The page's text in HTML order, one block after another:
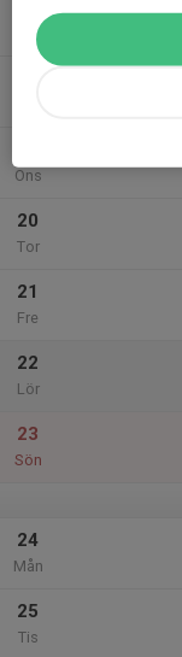
Mån
Ons
20
Tor
21
Fre
22
Lör
23
Sön
24
Mån
25
Tis